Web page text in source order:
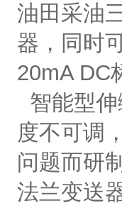
油田采油
器，同时
20mA DC
智能型
度不可调
问题而研
法兰变送